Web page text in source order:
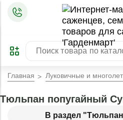
ПРЕДЗАКАЗ
ЗАБРОНИРОВАТЬ
ЛУЧШЕЕ
Главная Луковичные и
В раздел
Тюльпан попугайный